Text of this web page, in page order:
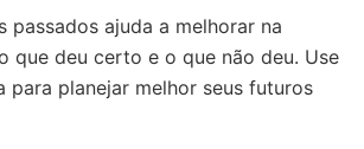
passados ajuda a melhorar na
que deu certo e o que não deu. Use
para planejar melhor seus futuros